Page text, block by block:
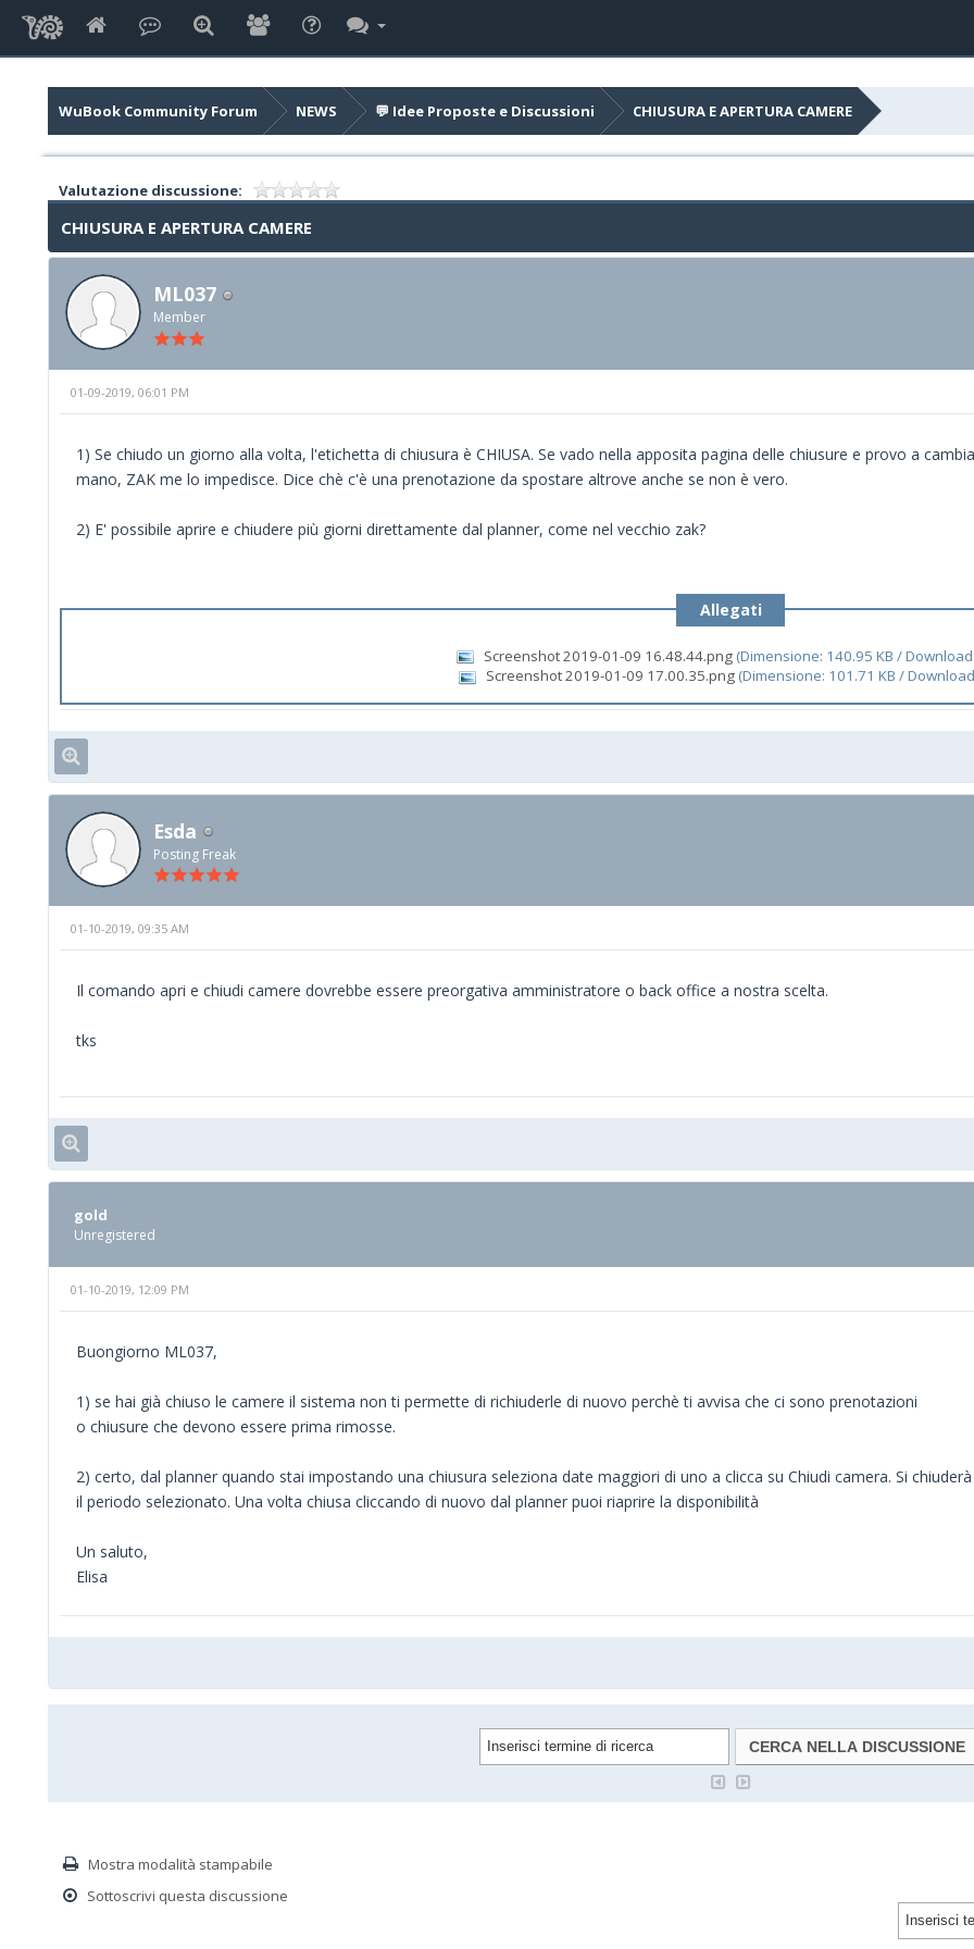
WuBook Community Forum NEWS 💬 Idee Proposte e Discussioni CHIUSURA E APERTURA CAMERE
Valutazione discussione:
CHIUSURA E APERTURA CAMERE
ML037
Member
01-09-2019, 06:01 PM
1) Se chiudo un giorno alla volta, l'etichetta di chiusura è CHIUSA. Se vado nella apposita pagina delle chiusure e provo a
mano, ZAK me lo impedisce. Dice chè c'è una prenotazione da spostare altrove anche se non è vero.
2) E' possibile aprire e chiudere più giorni direttamente dal planner, come nel vecchio zak?
Allegati
Screenshot 2019-01-09 16.48.44.png (Dimensione: 140.95 KB /
Screenshot 2019-01-09 17.00.35.png(Dimensione: 101.71 KB /
Esda
Posting Freak
01-10-2019, 09:35 AM
Il comando apri e chiudi camere dovrebbe essere preorgativa amministratore o back office a nostra scelta.
tks
gold
Unregistered
01-10-2019, 12:09 PM
Buongiorno ML037,
1) se hai già chiuso le camere il sistema non ti permette di richiuderle di nuovo perchè ti avvisa che ci sono prenotazioni
o chiusure che devono essere prima rimosse.
2) certo, dal planner quando stai impostando una chiusura seleziona date maggiori di uno a clicca su Chiudi camera. Si chiuderà
il periodo selezionato. Una volta chiusa cliccando di nuovo dal planner puoi riaprire la disponibilità
Un saluto,
Elisa
Mostra modalità stampabile
Sottoscrivi questa discussione